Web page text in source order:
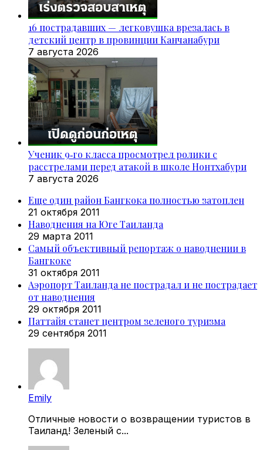
16 пострадавших — легковушка врезалась в
детский центр в провинции Канчанабури
7 августа 2026
Ученик 9‑го класса просмотрел ролики с
расстрелами перед атакой в школе Нонтхабури
7 августа 2026
Еще один район Бангкока полностью затоплен
21 октября 2011
Наводнения на Юге Таиланда
29 марта 2011
Самый объективный репортаж о наводнении в
Бангкоке
31 октября 2011
Аэропорт Таиланда не пострадал и не пострадает
от наводнения
29 октября 2011
Паттайя станет центром зеленого туризма
29 сентября 2011
Emily
Отличные новости о возвращении туристов в
Таиланд! Зеленый с...